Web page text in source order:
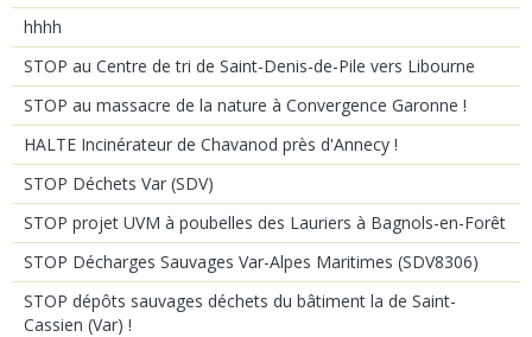
hhhh
STOP au Centre de tri de Saint-Denis-de-Pile vers Libourne
STOP au massacre de la nature à Convergence Garonne !
HALTE Incinérateur de Chavanod près d'Annecy !
STOP Déchets Var (SDV)
STOP projet UVM à poubelles des Lauriers à Bagnols-en-Forêt
STOP Décharges Sauvages Var-Alpes Maritimes (SDV8306)
STOP dépôts sauvages déchets du bâtiment la de Saint-
Cassien (Var) !